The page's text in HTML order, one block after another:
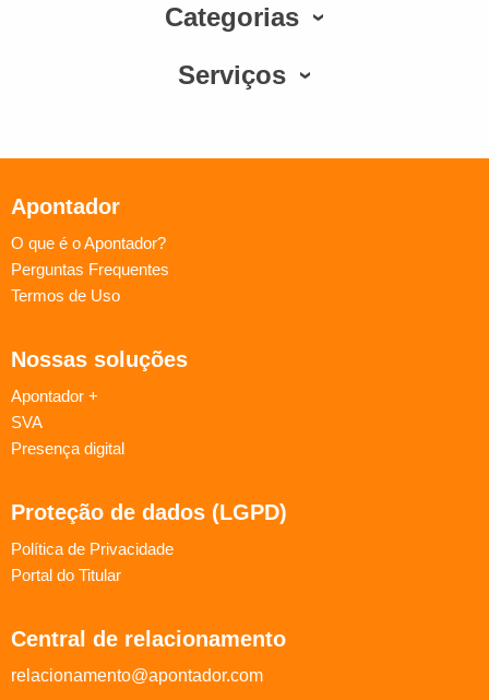
Categorias
Serviços
Apontador
O que é o Apontador?
Perguntas Frequentes
Termos de Uso
Nossas soluções
Apontador +
SVA
Presença digital
Proteção de dados (LGPD)
Política de Privacidade
Portal do Titular
Central de relacionamento
relacionamento@apontador.com